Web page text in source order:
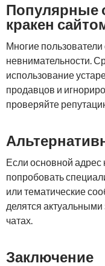
Популярные
кракен
Многие
невнимательности.
использование
продавцов и
проверяйте
Если основной адрес
попробовать
или тематические
делятся
чатах.
Заключение